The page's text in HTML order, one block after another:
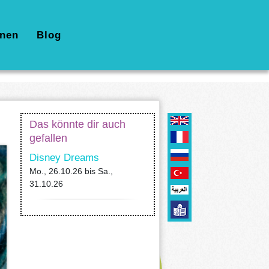
Blog
Das könnte dir auch
gefallen
Disney Dreams
Mo., 26.10.26 bis Sa.,
31.10.26